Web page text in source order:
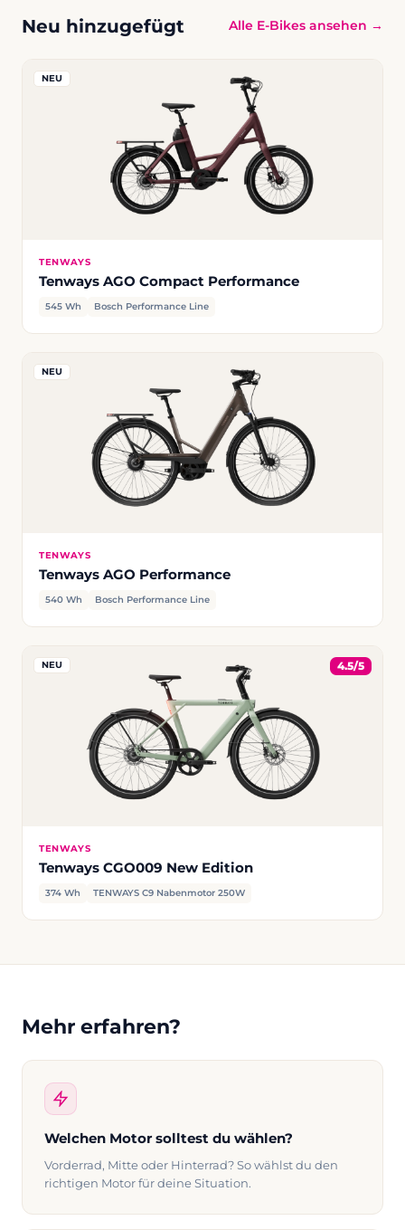
Neu hinzugefügt Alle E-Bikes ansehen →
NEU
TENWAYS
Tenways AGO Compact Performance
545 Wh Bosch Performance Line
NEU
TENWAYS
Tenways AGO Performance
540 Wh Bosch Performance Line
NEU 4.5/5
TENWAYS
Tenways CGO009 New Edition
374 Wh TENWAYS C9 Nabenmotor 250W
Mehr erfahren?
Welchen Motor solltest du wählen?
Vorderrad, Mitte oder Hinterrad? So wählst du den
richtigen Motor für deine Situation.